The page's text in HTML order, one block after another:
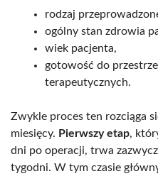
rodzaj
ogólny stan zdrowia
wiek pacjenta,
gotowość do
terapeutycznych.
Zwykle proces ten rozciąga
miesięcy. Pierwszy etap,
dni po operacji, trwa
tygodni. W tym czasie